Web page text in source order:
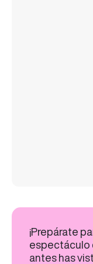
¡Prepárate
espectáculo
antes has